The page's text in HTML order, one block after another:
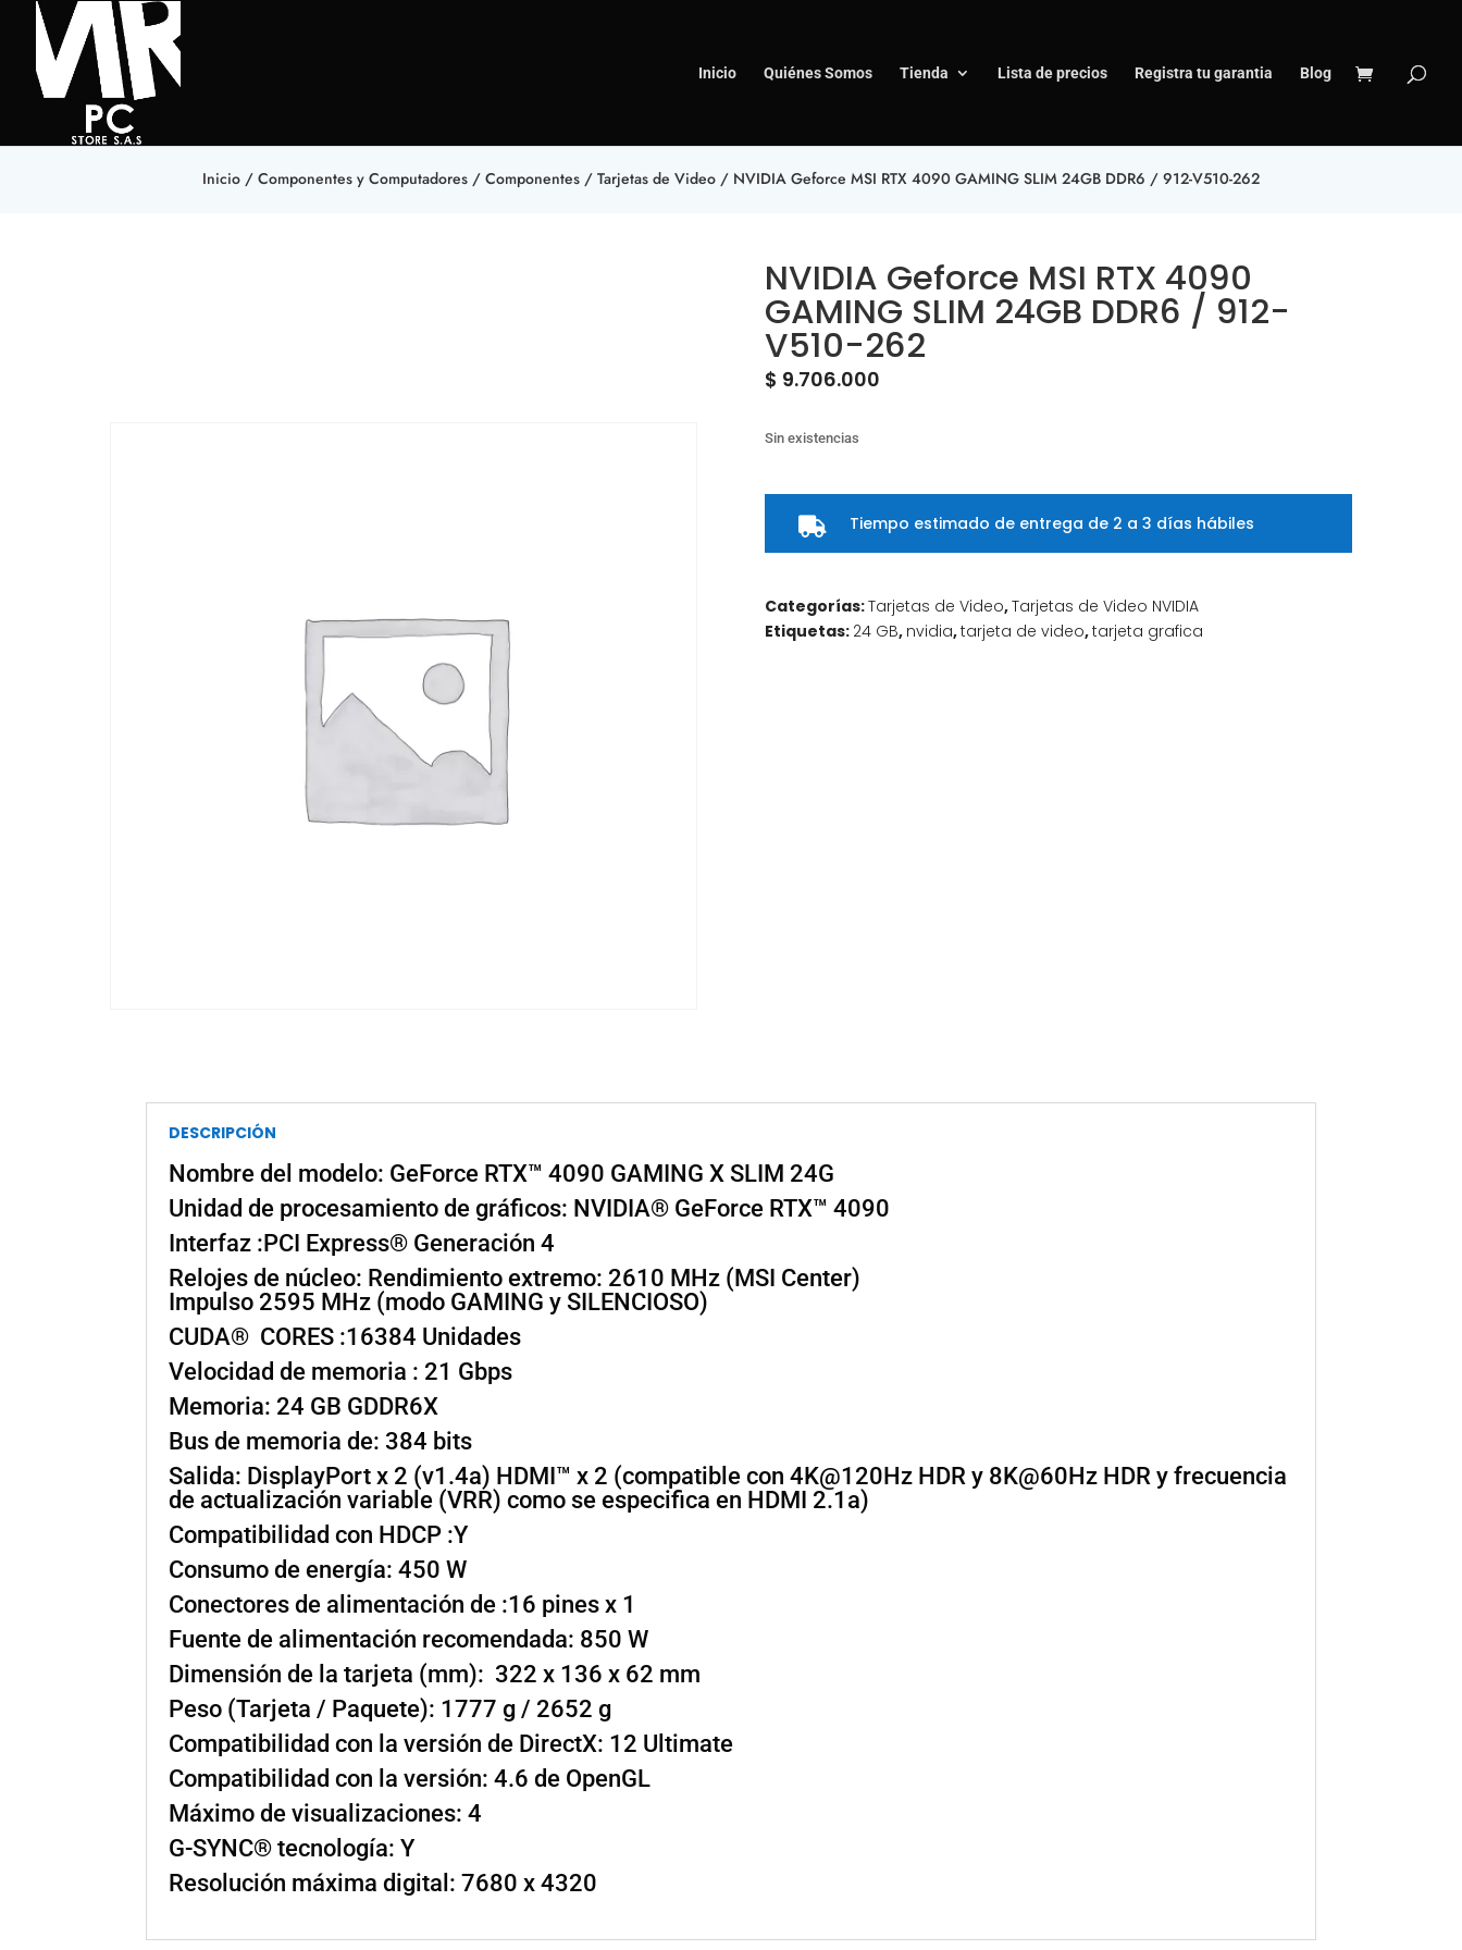
Inicio Quiénes Somos Tienda Lista de precios Registra tu garantia Blog
Inicio / Componentes y Computadores / Componentes / Tarjetas de Video / NVIDIA Geforce MSI RTX 4090 GAMING SLIM 24GB DDR6 / 912-V510-262
NVIDIA Geforce MSI RTX 4090
GAMING SLIM 24GB DDR6 / 912-
V510-262
$ 9.706.000
Sin existencias
 Tiempo estimado de entrega de 2 a 3 días hábiles
Categorías:Tarjetas de Video,Tarjetas de Video NVIDIA
Etiquetas: 24 GB, nvidia,tarjeta de video,tarjeta grafica
DESCRIPCIÓN
Nombre del modelo: GeForce RTX™ 4090 GAMING X SLIM 24G
Unidad de procesamiento de gráficos: NVIDIA® GeForce RTX™ 4090
Interfaz :PCI Express® Generación 4
Relojes de núcleo: Rendimiento extremo: 2610 MHz (MSI Center)
Impulso 2595 MHz (modo GAMING y SILENCIOSO)
CUDA® CORES :16384 Unidades
Velocidad de memoria : 21 Gbps
Memoria: 24 GB GDDR6X
Bus de memoria de: 384 bits
Salida: DisplayPort x 2 (v1.4a) HDMI™ x 2 (compatible con 4K@120Hz HDR y 8K@60Hz HDR y frecuencia
de actualización variable (VRR) como se especifica en HDMI 2.1a)
Compatibilidad con HDCP :Y
Consumo de energía: 450 W
Conectores de alimentación de :16 pines x 1
Fuente de alimentación recomendada: 850 W
Dimensión de la tarjeta (mm): 322 x 136 x 62 mm
Peso (Tarjeta / Paquete): 1777 g / 2652 g
Compatibilidad con la versión de DirectX: 12 Ultimate
Compatibilidad con la versión: 4.6 de OpenGL
Máximo de visualizaciones: 4
G-SYNC® tecnología: Y
Resolución máxima digital: 7680 x 4320